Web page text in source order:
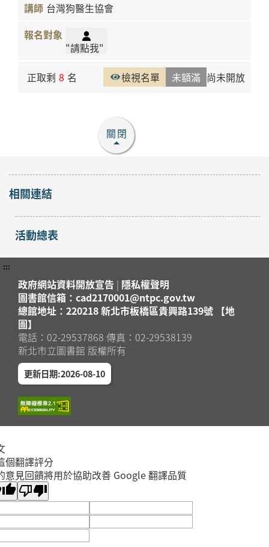
台灣狗醫生協會
"請點我"
正取剩 8 名 檢視名單 未額滿 尚未開放
關閉
相關連結
活動總表
:::
政府網站資料開放宣告 | 隱私權聲明
圖書館信箱：cad2170001@ntpc.gov.tw
總館地址：220218 新北市板橋區貴興路139號 【地
圖】
電話：02-29537868 傳真：02-29538139
新北市立圖書館 版權所有
更新日期:2026-08-10
個翻譯評分
意見回饋將用於協助改善 Google 翻譯品質